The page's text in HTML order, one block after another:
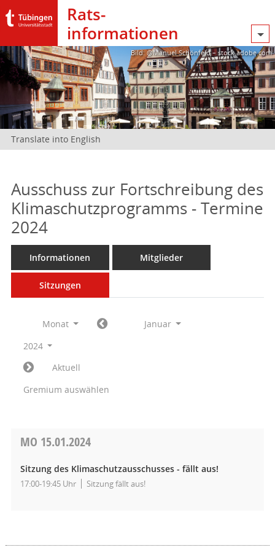
Rats­
informationen
Bild: @Manuel Schönfeld – stock.adobe.com
Translate into English
Ausschuss zur Fortschreibung des
Klimaschutzprogramms - Termine
2024
Informationen Mitglieder
Sitzungen
Monat
Januar
2024
Aktuell
Gremium auswählen
MO 15.01.2024
Sitzung des Klimaschutzausschusses - fällt aus!
17:00-19:45 Uhr Sitzung fällt aus!